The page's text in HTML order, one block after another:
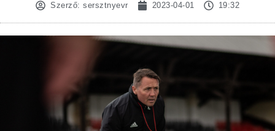
Szerző: sersztnyevr 2023-04-01 19:32